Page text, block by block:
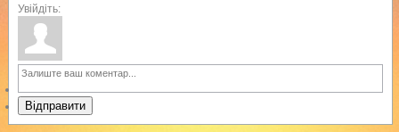
Увійдіть:
Відправити